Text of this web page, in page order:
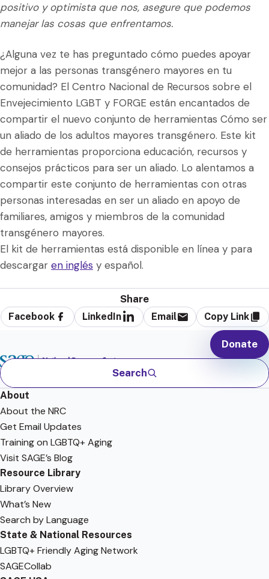
positivo y optimista que nos, asegure que podemos
manejar las cosas que enfrentamos.
¿Alguna vez te has preguntado cómo puedes apoyar
mejor a las personas transgénero mayores en tu
comunidad? El Centro Nacional de Recursos sobre el
Envejecimiento LGBT y FORGE están encantados de
compartir el nuevo conjunto de herramientas Cómo ser
un aliado de los adultos mayores transgénero. Este kit
de herramientas proporciona educación, recursos y
consejos prácticos para ser un aliado. Lo alentamos a
compartir este conjunto de herramientas con otras
personas interesadas en ser un aliado en apoyo de
familiares, amigos y miembros de la comunidad
transgénero mayores.
El kit de herramientas está disponible en línea y para
descargar en inglés y español.
Share
Facebook LinkedIn Email Copy Link
Search
Donate
About
About the NRC
Get Email Updates
Training on LGBTQ+ Aging
Visit SAGE’s Blog
Resource Library
Library Overview
What’s New
Search by Language
State & National Resources
LGBTQ+ Friendly Aging Network
SAGECollab